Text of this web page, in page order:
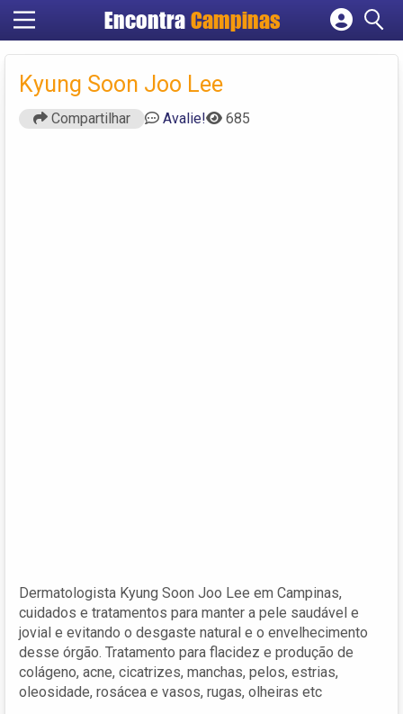
Encontra Campinas
Cadastrar empresa
Criar conta
Kyung Soon Joo Lee
Compartilhar Avalie! 685
Dermatologista Kyung Soon Joo Lee em Campinas,
cuidados e tratamentos para manter a pele saudável e
jovial e evitando o desgaste natural e o envelhecimento
desse órgão. Tratamento para flacidez e produção de
colágeno, acne, cicatrizes, manchas, pelos, estrias,
oleosidade, rosácea e vasos, rugas, olheiras etc